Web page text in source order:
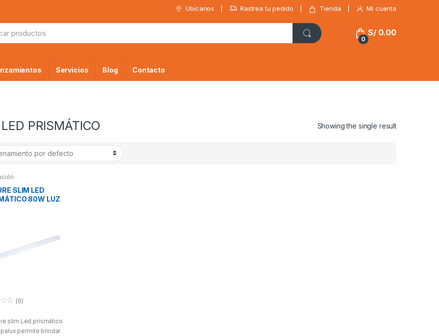
Ubícanos Rastrea tu pedido Tienda Mi cuenta
0
S/0.00
Servicios Blog Contacto
PRISMÁTICO Showing the single result
SLIM LED
80W LUZ
(0)
slim Led prismático
permite brindar